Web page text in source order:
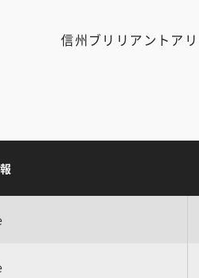
信州ブリリアントア